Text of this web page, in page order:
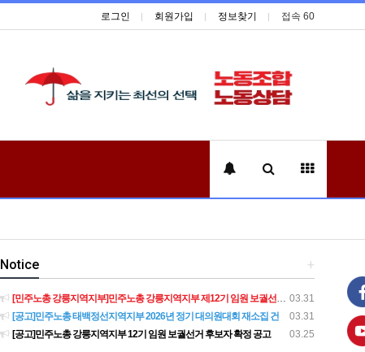
로그인 회원가입 정보찾기 접속 60
+
Notice
03.31
[민주노총 강릉지역지부]민주노총 강릉지역지부 제12기 임원 보궐선거결과 공고
03.31
[공고]민주노총 태백정선지역지부 2026년 정기 대의원대회 재소집 건
03.25
[공고]민주노총 강릉지역지부 12기 임원 보궐선거 후보자 확정 공고